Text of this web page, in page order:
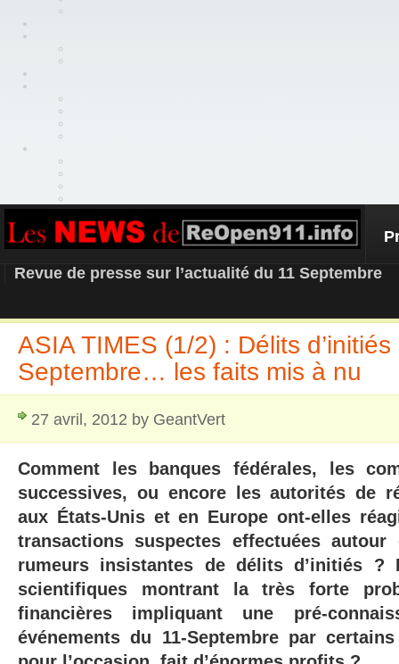
REOPEN911 – NEWS
Revue de presse sur l’actualité du 11 Septembre
ASIA TIMES (1/2) : Délits d’initiés
Septembre… les faits mis à nu
27 avril, 2012 by GeantVert
Comment les banques fédérales, les
successives, ou encore les autorités de
aux États-Unis et en Europe ont-elles
transactions suspectes effectuées
rumeurs insistantes de délits d’initiés ?
scientifiques montrant la très forte
financières impliquant une pré-
événements du 11-Septembre par